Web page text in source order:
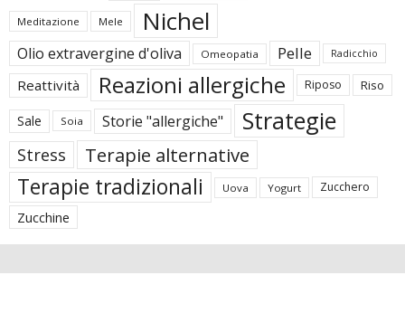
Meditazione Mele Nichel
Olio extravergine d'oliva Omeopatia Pelle Radicchio
Reattività Reazioni allergiche Riposo Riso
Sale Soia Storie "allergiche" Strategie
Stress Terapie alternative
Terapie tradizionali Uova Yogurt Zucchero
Zucchine